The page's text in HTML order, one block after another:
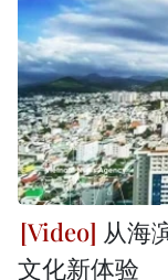
从海
文化新体验